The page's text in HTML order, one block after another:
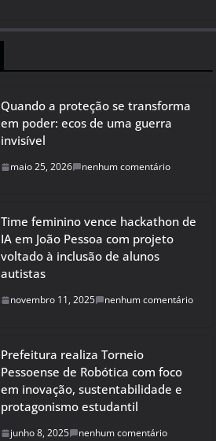
Quando a proteção se transforma
em poder: ecos de uma guerra
invisível
maio 25, 2026 nenhum comentário
Time feminino vence hackathon de
IA em João Pessoa com projeto
voltado à inclusão de alunos
autistas
novembro 11, 2025 nenhum comentário
Prefeitura realiza Torneio
Pessoense de Robótica com foco
em inovação, sustentabilidade e
protagonismo estudantil
junho 8, 2025 nenhum comentário